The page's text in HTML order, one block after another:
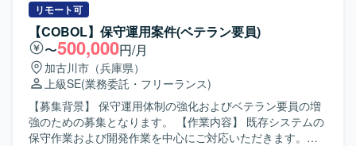
Java（Struts）、Oracleを用いた既存BOM周辺システムの
開発環境となります。
ログラマを取りまとめながら、品質を担保した開発推進を
行っていただきます。 【求める人物像】 周囲と円滑にコミ
ュニケーションを取りながら、能動的に課題抽出や改善提
案ができる方を求めております。メンバーをリードし、状
況に応じて柔軟に立ち回れる方にマッチしたポジションで
す。 【ポジションの魅力】 パッケージ改修における上流か
ら下流まで一連の工程を経験できるため、設計スキルとマ
ネジメントスキルの双方を高めていただけます。リース業
務に関するドメイン知識も習得することができます。 【開
リモート可
【COBOL】保守運用案件(ベテラン要員)
〜500,000円/月
加古川市（兵庫県）
上級SE(業務委託・フリーランス)
【募集背景】 保守運用体制の強化およびベテラン要員の増
強のための募集となります。 【作業内容】 既存システムの
保守作業および開発作業を中心にご対応いただきます。